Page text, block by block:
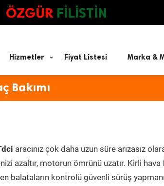
ÖZGÜR FİLİSTİN
Hizmetler Fiyat Listesi Marka &
Bakımı
aracınız çok daha uzun süre arızasız
azaltır, motorun ömrünü uzatır. Kirli
balataların kontrolü güvenli sürüş